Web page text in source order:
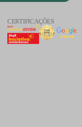
CERTIFICAÇÕES